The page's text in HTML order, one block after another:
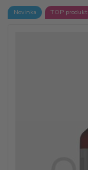
Novinka TOP produkt